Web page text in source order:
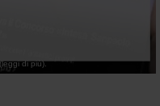
di più).